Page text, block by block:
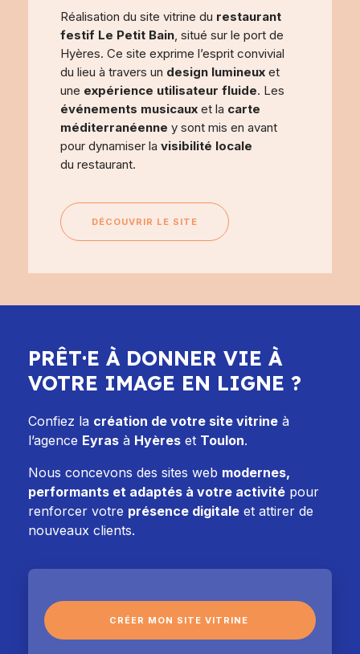
Réalisation du site vitrine du restaurant
festif Le Petit Bain, situé sur le port de
Hyères. Ce site exprime l’esprit convivial
du lieu à travers un design lumineux et
une expérience utilisateur fluide. Les
événements musicaux et la carte
méditerranéenne y sont mis en avant
pour dynamiser la visibilité locale
du restaurant.
DÉCOUVRIR LE SITE
PRÊT·E À DONNER VIE À
VOTRE IMAGE EN LIGNE ?
Confiez la création de votre site vitrine à
l’agence Eyras à Hyères et Toulon.
Nous concevons des sites web modernes,
performants et adaptés à votre activité pour
renforcer votre présence digitale et attirer de
nouveaux clients.
CRÉER MON SITE VITRINE